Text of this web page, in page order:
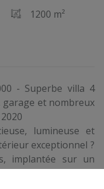
1200 m²
- Superbe villa 4
garage et nombreux
lumineuse et
exceptionnel ?
implantée sur un
par ses volumes